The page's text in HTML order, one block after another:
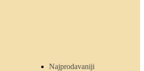
Najprodavaniji